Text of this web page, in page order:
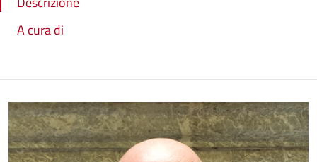
A cura di